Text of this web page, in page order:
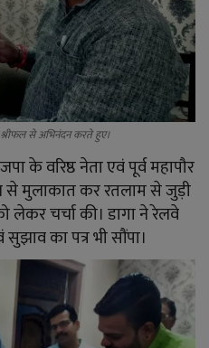
से अभिनंदन करते हुए।
के वरिष्ठ नेता एवं पूर्व महापौर
से मुलाकात कर रतलाम से जुड़ी
लेकर चर्चा की। डागा ने रेलवे
का पत्र भी सौंपा।